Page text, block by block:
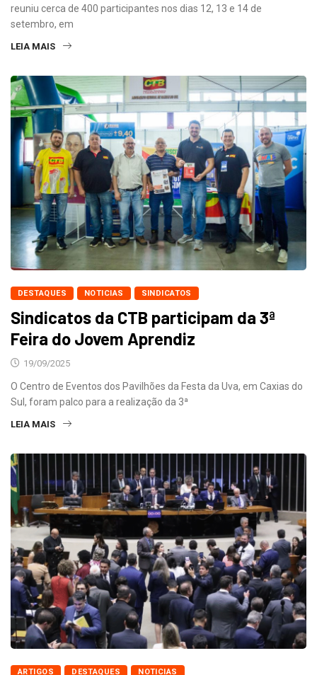
reuniu cerca de 400 participantes nos dias 12, 13 e 14 de
setembro, em
LEIA MAIS
DESTAQUES NOTICIAS SINDICATOS
Sindicatos da CTB participam da 3ª
Feira do Jovem Aprendiz
19/09/2025
O Centro de Eventos dos Pavilhões da Festa da Uva, em Caxias do
Sul, foram palco para a realização da 3ª
LEIA MAIS
ARTIGOS DESTAQUES NOTICIAS